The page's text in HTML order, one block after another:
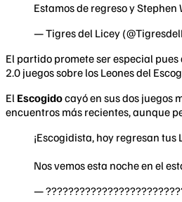
Estamos de regreso y
— Tigres del Licey
El partido promete ser especial
2.0 juegos sobre los Leones del
El Escogidocayó en sus dos juegos
encuentros más recientes, aunque
¡Escogidista, hoy regresan tus
Nos vemos esta noche en el
—